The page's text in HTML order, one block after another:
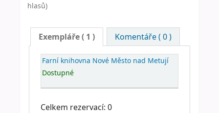
hlasů)
Exempláře( 1 ) Komentáře ( 0 )
Farní knihovna Nové Město nad Metují
Dostupné
Celkem rezervací: 0